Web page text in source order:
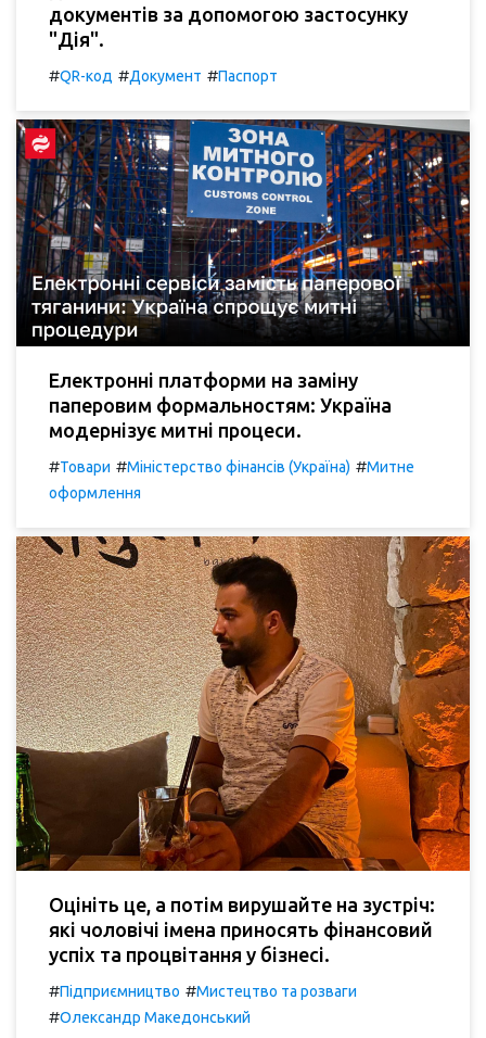
документів за допомогою застосунку
"Дія".
#QR-код #Документ #Паспорт
Електронні платформи на заміну
паперовим формальностям: Україна
модернізує митні процеси.
#Товари #Міністерство фінансів (Україна) #Митне
оформлення
Оцініть це, а потім вирушайте на зустріч:
які чоловічі імена приносять фінансовий
успіх та процвітання у бізнесі.
#Підприємництво #Мистецтво та розваги
#Олександр Македонський